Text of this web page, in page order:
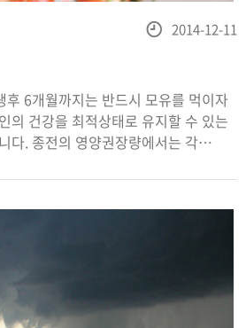
의 건강을 최적상태로 유지할 수 있는
다. 종전의 영양권장량에서는 각
도 고려한 여러 수준으로의 영양섭취
등
2014-12-11